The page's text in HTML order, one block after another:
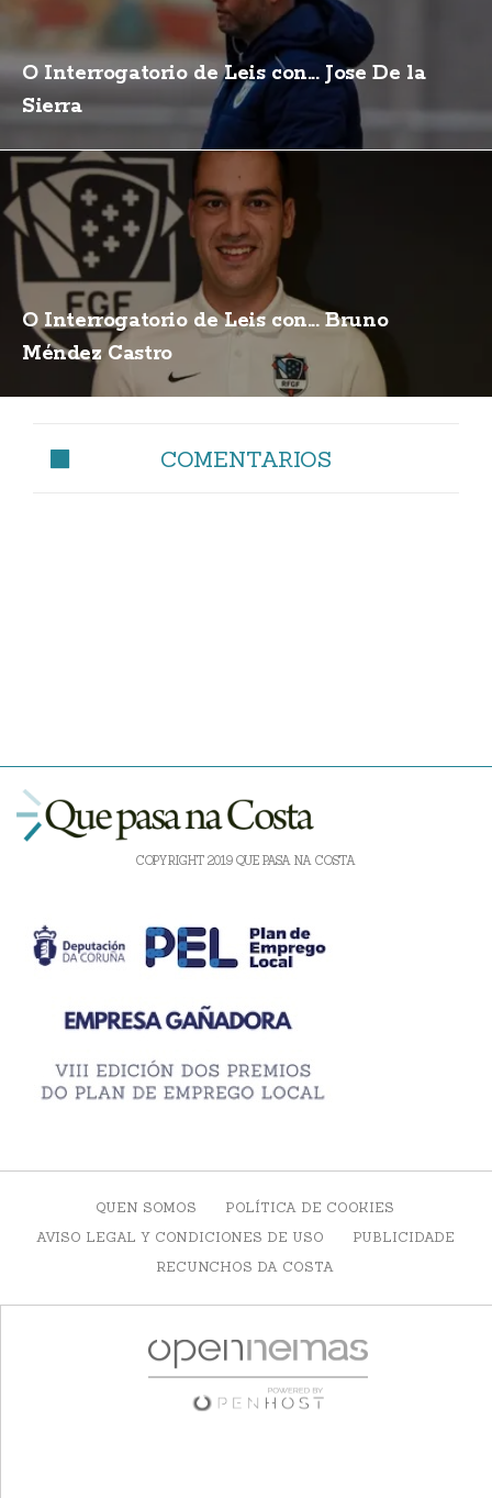
O Interrogatorio de Leis con... Jose De la
Sierra
O Interrogatorio de Leis con... Bruno
Méndez Castro
COMENTARIOS
COPYRIGHT 2019 QUE PASA NA COSTA
QUEN SOMOS
POLÍTICA DE COOKIES
AVISO LEGAL Y CONDICIONES DE USO
PUBLICIDADE
RECUNCHOS DA COSTA